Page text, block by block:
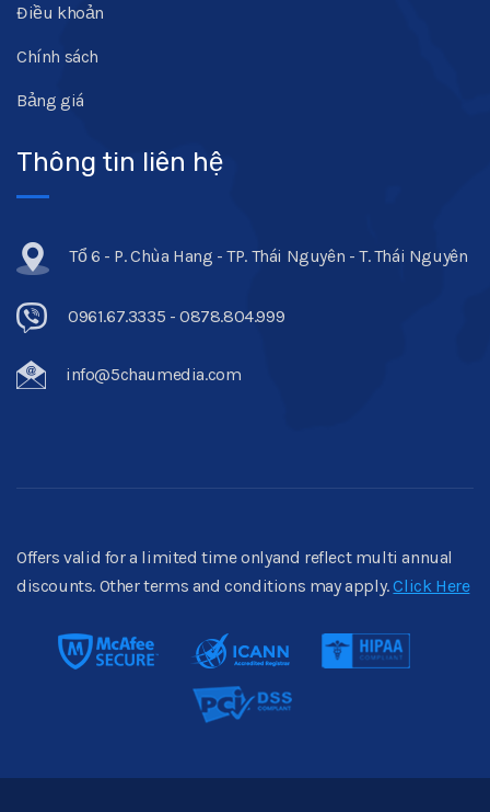
Điều khoản
Chính sách
Bảng giá
Thông tin liên hệ
Tổ 6 - P. Chùa Hang - TP. Thái Nguyên - T. Thái Nguyên
0961.67.3335 - 0878.804.999
info@5chaumedia.com
Offers valid for a limited time onlyand reflect multi annual
discounts. Other terms and conditions may apply.Click Here